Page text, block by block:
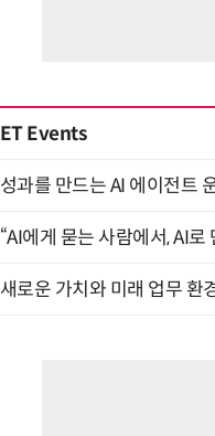
ET Events
성과를 만드는 AI 에이전트
“AI에게 묻는 사람에서, AI
새로운 가치와 미래 업무